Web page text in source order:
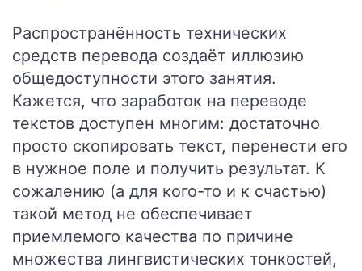
Распространённость технических
средств перевода создаёт иллюзию
общедоступности этого занятия.
Кажется, что заработок на переводе
текстов доступен многим: достаточно
просто скопировать текст, перенести его
в нужное поле и получить результат. К
сожалению (а для кого-то и к счастью)
такой метод не обеспечивает
приемлемого качества по причине
множества лингвистических тонкостей,